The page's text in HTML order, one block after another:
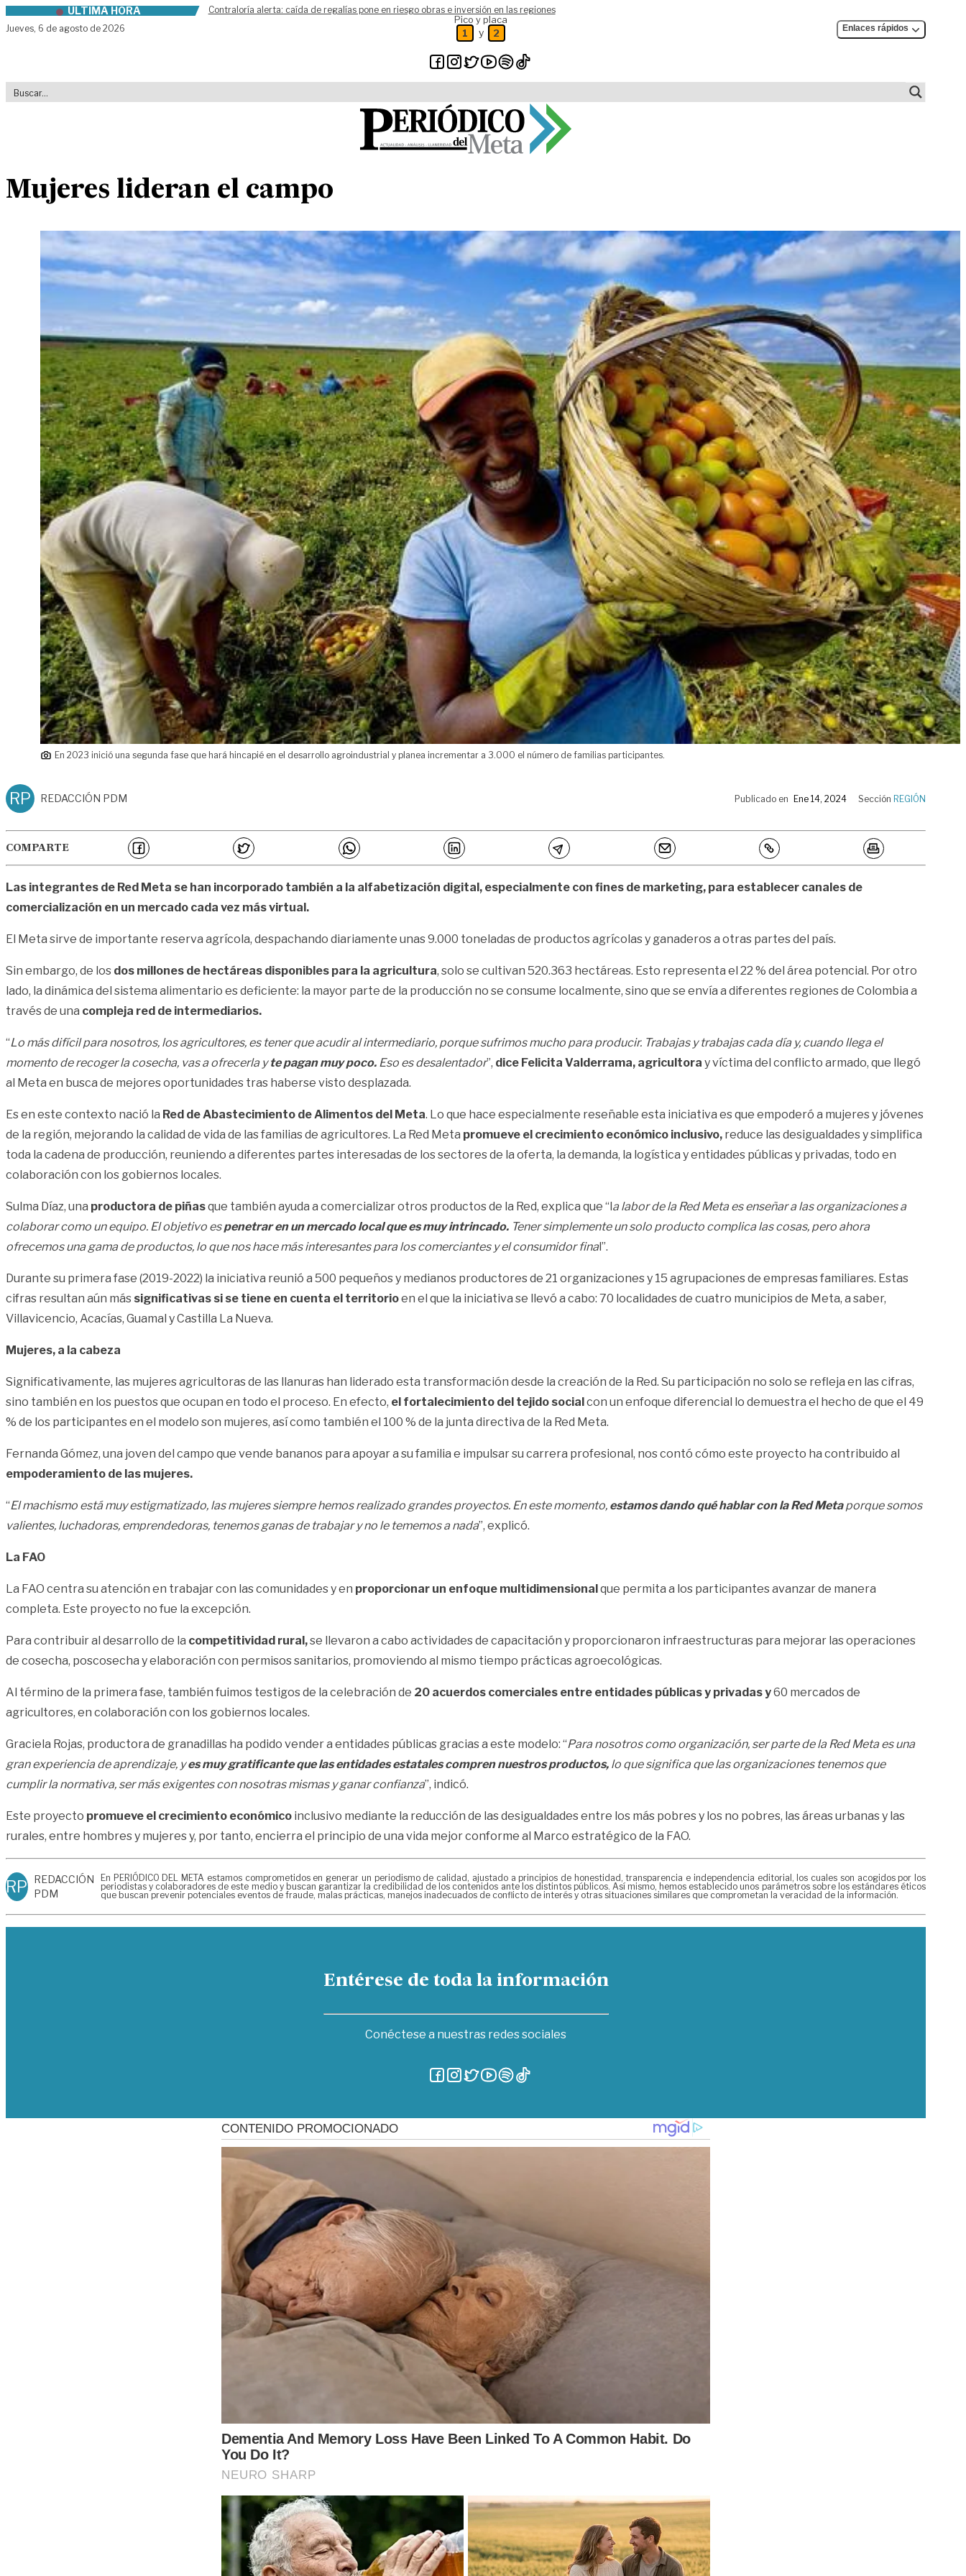
Skip to contentÚLTIMA HORA
Contraloría alerta: caída de regalías pone en riesgo obras e inversión en las regiones
Jueves, 6 de agosto de 2026
Pico y placa
1 y 2 Enlaces rápidos
Mujeres lideran el campo
En 2023 inició una segunda fase que hará hincapié en el desarrollo agroindustrial y planea incrementar a 3.000 el número de familias participantes.
RP REDACCIÓN PDM Publicado en Ene 14, 2024 Sección REGIÓN
COMPARTE
Las integrantes de Red Meta se han incorporado también a la alfabetización digital, especialmente con fines de marketing, para establecer canales de
comercialización en un mercado cada vez más virtual.
El Meta sirve de importante reserva agrícola, despachando diariamente unas 9.000 toneladas de productos agrícolas y ganaderos a otras partes del país.
Sin embargo, de los dos millones de hectáreas disponibles para la agricultura, solo se cultivan 520.363 hectáreas. Esto representa el 22 % del área potencial. Por otro
lado, la dinámica del sistema alimentario es deficiente: la mayor parte de la producción no se consume localmente, sino que se envía a diferentes regiones de Colombia a
través de una compleja red de intermediarios.
“Lo más difícil para nosotros, los agricultores, es tener que acudir al intermediario, porque sufrimos mucho para producir. Trabajas y trabajas cada día y, cuando llega el
momento de recoger la cosecha, vas a ofrecerla yte pagan muy poco. Eso es desalentador”, dice Felicita Valderrama, agricultora y víctima del conflicto armado, que llegó
al Meta en busca de mejores oportunidades tras haberse visto desplazada.
Es en este contexto nació la Red de Abastecimiento de Alimentos del Meta. Lo que hace especialmente reseñable esta iniciativa es que empoderó a mujeres y jóvenes
de la región, mejorando la calidad de vida de las familias de agricultores. La Red Meta promueve el crecimiento económico inclusivo, reduce las desigualdades y simplifica
toda la cadena de producción, reuniendo a diferentes partes interesadas de los sectores de la oferta, la demanda, la logística y entidades públicas y privadas, todo en
colaboración con los gobiernos locales.
Sulma Díaz, una productora de piñasque también ayuda a comercializar otros productos de la Red, explica que “l a labor de la Red Meta es enseñar a las organizaciones a
colaborar como un equipo. El objetivo espenetrar en un mercado local que es muy intrincado. Tener simplemente un solo producto complica las cosas, pero ahora
ofrecemos una gama de productos, lo que nos hace más interesantes para los comerciantes y el consumidor final”.
Durante su primera fase (2019-2022) la iniciativa reunió a 500 pequeños y medianos productores de 21 organizaciones y 15 agrupaciones de empresas familiares. Estas
cifras resultan aún más significativas si se tiene en cuenta el territorioen el que la iniciativa se llevó a cabo: 70 localidades de cuatro municipios de Meta, a saber,
Villavicencio, Acacías, Guamal y Castilla La Nueva.
Mujeres, a la cabeza
Significativamente, las mujeres agricultoras de las llanuras han liderado esta transformación desde la creación de la Red. Su participación no solo se refleja en las cifras,
sino también en los puestos que ocupan en todo el proceso. En efecto, el fortalecimiento del tejido social con un enfoque diferencial lo demuestra el hecho de que el 49
% de los participantes en el modelo son mujeres, así como también el 100 % de la junta directiva de la Red Meta.
Fernanda Gómez, una joven del campo que vende bananos para apoyar a su familia e impulsar su carrera profesional, nos contó cómo este proyecto ha contribuido al
empoderamiento de las mujeres.
“El machismo está muy estigmatizado, las mujeres siempre hemos realizado grandes proyectos. En este momento, estamos dando qué hablar con la Red Metaporque somos
valientes, luchadoras, emprendedoras, tenemos ganas de trabajar y no le tememos a nada”, explicó.
La FAO
La FAO centra su atención en trabajar con las comunidades y en proporcionar un enfoque multidimensional que permita a los participantes avanzar de manera
completa. Este proyecto no fue la excepción.
Para contribuir al desarrollo de la competitividad rural,se llevaron a cabo actividades de capacitación y proporcionaron infraestructuras para mejorar las operaciones
de cosecha, poscosecha y elaboración con permisos sanitarios, promoviendo al mismo tiempo prácticas agroecológicas.
Al término de la primera fase, también fuimos testigos de la celebración de 20 acuerdos comerciales entre entidades públicas y privadas y60 mercados de
agricultores, en colaboración con los gobiernos locales.
Graciela Rojas, productora de granadillas ha podido vender a entidades públicas gracias a este modelo: “Para nosotros como organización, ser parte de la Red Meta es una
gran experiencia de aprendizaje, yes muy gratificante que las entidades estatales compren nuestros productos, lo que significa que las organizaciones tenemos que
cumplir la normativa, ser más exigentes con nosotras mismas y ganar confianza”, indicó.
Este proyecto promueve el crecimiento económico inclusivo mediante la reducción de las desigualdades entre los más pobres y los no pobres, las áreas urbanas y las
rurales, entre hombres y mujeres y, por tanto, encierra el principio de una vida mejor conforme al Marco estratégico de la FAO.
RP REDACCIÓN
PDM
En PERIÓDICO DEL META estamos comprometidos en generar un periodismo de calidad, ajustado a principios de honestidad, transparencia e independencia editorial, los cuales son acogidos por los
periodistas y colaboradores de este medio y buscan garantizar la credibilidad de los contenidos ante los distintos públicos. Así mismo, hemos establecido unos parámetros sobre los estándares éticos
que buscan prevenir potenciales eventos de fraude, malas prácticas, manejos inadecuados de conflicto de interés y otras situaciones similares que comprometan la veracidad de la información.
Entérese de toda la información
Conéctese a nuestras redes sociales